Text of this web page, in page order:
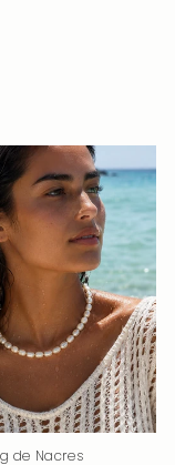
de Nacres